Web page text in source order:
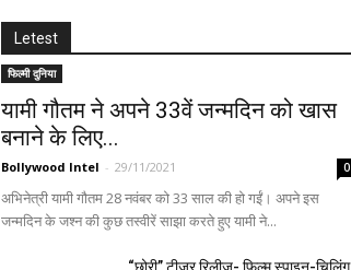
Letest
फिल्मी दुनिया
यामी गौतम ने अपने 33वें जन्मदिन को खास
बनाने के लिए...
Bollywood Intel - 29/11/2021 0
अभिनेत्री यामी गौतम 28 नवंबर को 33 साल की हो गईं। अपने इस
जन्मदिन के जश्न की कुछ तस्वीरें साझा करते हुए यामी ने...